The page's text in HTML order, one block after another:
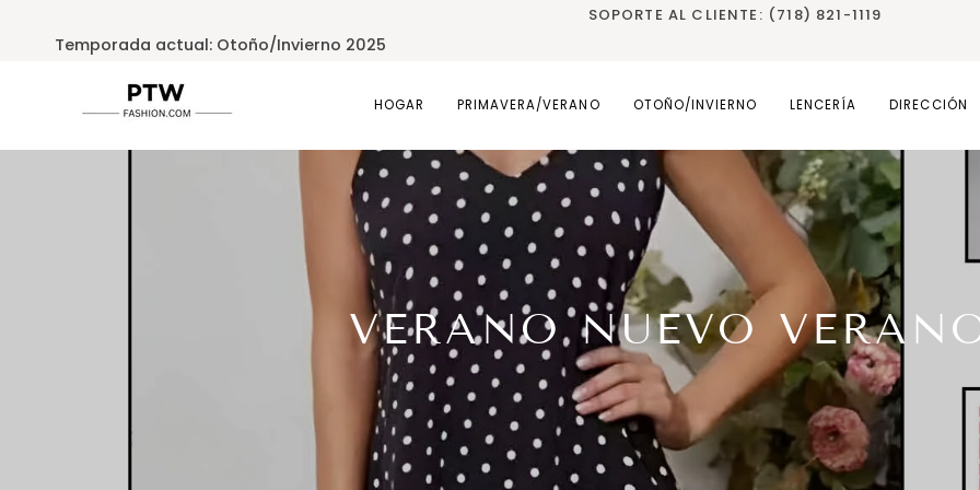
SOPORTE AL CLIENTE: (718) 821-1119
Temporada actual: Otoño/Invierno 2025
HOGAR PRIMAVERA/VERANO OTOÑO/INVIERNO LENCERÍA DIRECCIÓN
VERANO NUEVO